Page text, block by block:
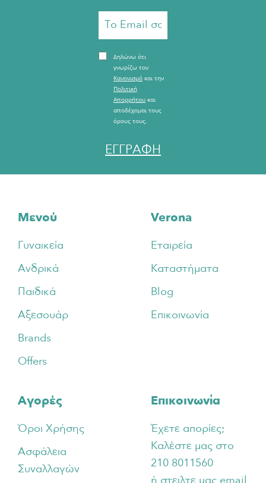
Δηλώνω ότι
γνωρίζω τον
Κανονισμό και την
Πολιτική
Απορρήτου και
αποδέχομαι τους
όρους τους.
ΕΓΓΡΑΦΗ
Footer
Μενού
Γυναικεία
Ανδρικά
Παιδικά
Αξεσουάρ
Brands
Offers
Verona
Εταιρεία
Καταστήματα
Blog
Επικοινωνία
Αγορές
Όροι Χρήσης
Ασφάλεια
Συναλλαγών
Επικοινωνία
Έχετε απορίες;
Καλέστε μας στο
210 8011560